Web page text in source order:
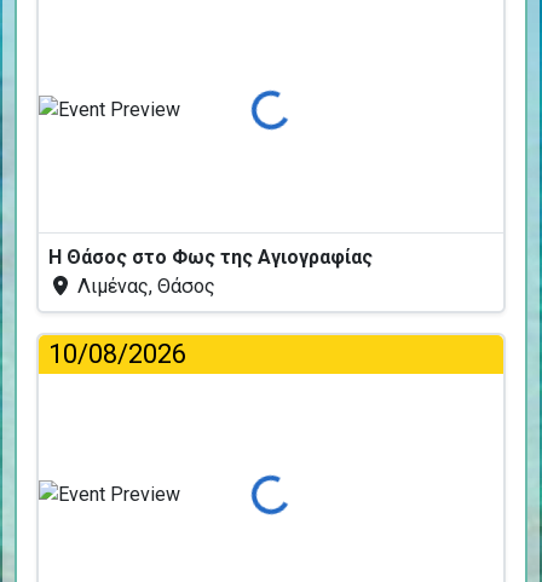
Φόρτωση...
Η Θάσος στο Φως της Αγιογραφίας
Λιμένας, Θάσος
10/08/2026
Φόρτωση...